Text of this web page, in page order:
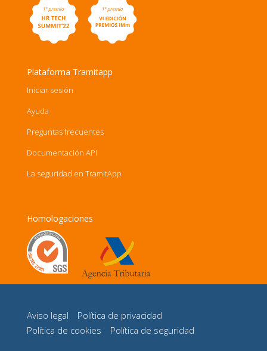
Plataforma Tramitapp
Iniciar sesión
Ayuda
Preguntas frecuentes
Documentación API
La seguridad en TramitApp
Homologaciones
Aviso legal
Política de privacidad
Política de cookies
Política de seguridad